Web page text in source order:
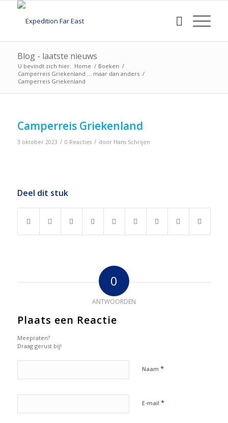
Blog - laatste nieuws
U bevindt zich hier: Home / Boeken /
Camperreis Griekenland … maar dan anders /
Camperreis Griekenland
Camperreis Griekenland
3 oktober 2023 / 0 Reacties / door Hans Schrijen
Deel dit stuk
0
ANTWOORDEN
Plaats een Reactie
Meepraten?
Draag gerust bij!
Naam *
E-mail *